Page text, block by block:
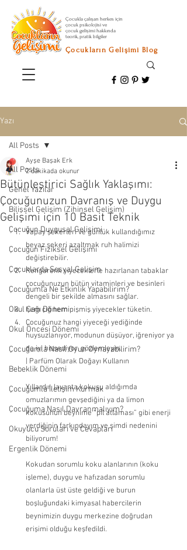
Çocukla çalışan herkes için
çocuk psikolojisi ve
çocuk gelişimi hakkında
teorik, pratik bilgiler
Çocukların Gelişimi Blog
Yazı
All Posts
Genel Yazılar
Bilişsel Gelişim (Zihinsel Gelişim)
Çocuğun Duygusal Gelişimi
Çocuğun Fiziksel Gelişimi
Çocuklarda Sosyal Gelişim
Çocuğumla Ne Etkinlik Yapabilirim?
Okul Çağı Dönemi
Okul Öncesi Dönemi
Çocuğumla Nasıl Oyun Oynayabilirim?
Bebeklik Dönemi
Çocuğumla İletişim Kurmak
Çocuğuma Nasıl Davranmalıyım?
Okuyucu Soruları ve Cevapları
Ergenlik Dönemi
All Posts
Bütünleştirici Sağlık Yaklaşımı:
Çocuğunuzun Davranış ve Duygu
Gelişimi için 10 Basit Teknik
Ayşe Başak Erk
2 dakikada okunur
Yapay şekerleri ve günlük kullandığımız
beyaz şekeri azaltmak ruh halimizi
değiştirebilir.
Rengarenk yiyeceklerle hazırlanan tabaklar
çocuğunuzun bütün vitaminleri ve besinleri
dengeli bir şekilde almasını sağlar.
hem çiğ hem pişmiş yiyecekler tüketin.
Çocuğunuz hangi yiyeceği yediğinde
huysuzlanıyor, modunun düşüyor, iğreniyor ya
da iyi hissediyor, gözlemleyin.
| Parfüm Olarak Doğayı Kullanın
Yıllardır, lavanta kokusu aldığımda
omuzlarımın gevşediğini ya da limon
kokusunun beynime “pil atlaması” gibi enerji
verdiğinin farkındayım ve şimdi nedenini
biliyorum!
Kokudan sorumlu koku alanlarının (koku
işleme), duygu ve hafızadan sorumlu
olanlarla üst üste geldiği ve burun
boşluğundaki kimyasal habercilerin
beynimizin duygu merkezine doğrudan
erişimi olduğu keşfedildi.